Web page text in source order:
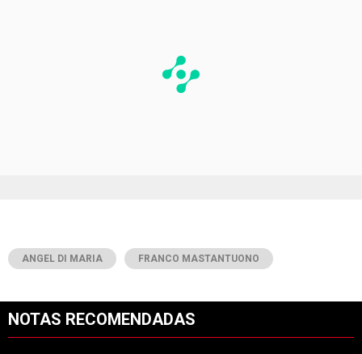
ANGEL DI MARIA FRANCO MASTANTUONO
NOTAS RECOMENDADAS